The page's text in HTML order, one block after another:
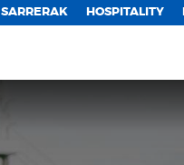
SARRERAK HOSPITALITY